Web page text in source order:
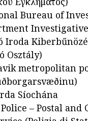
Bureau of
Iroda
Osztály)
metropolitan
Síochána
– Postal and